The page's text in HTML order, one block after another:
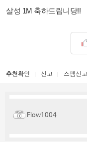
살성 1M 축하드립니당!!
추천확인 신고 스팸신고
Flow1004